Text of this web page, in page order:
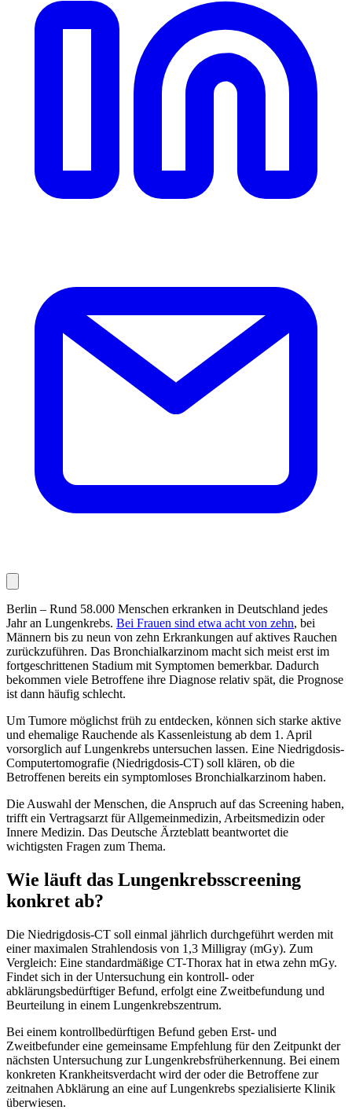
Berlin – Rund 58.000 Menschen erkranken in Deutschland jedes
Jahr an Lungenkrebs. Bei Frauen sind etwa acht von zehn, bei
Männern bis zu neun von zehn Erkrankungen auf aktives Rauchen
zurückzuführen. Das Bronchialkarzinom macht sich meist erst im
fortgeschrittenen Stadium mit Symptomen bemerkbar. Dadurch
bekommen viele Betroffene ihre Diagnose relativ spät, die Prognose
ist dann häufig schlecht.
Um Tumore möglichst früh zu entdecken, können sich starke aktive
und ehemalige Rauchende als Kassenleistung ab dem 1. April
vorsorglich auf Lungenkrebs untersuchen lassen. Eine Niedrigdosis-
Computertomografie (Niedrigdosis-CT) soll klären, ob die
Betroffenen bereits ein symptomloses Bronchialkarzinom haben.
Die Auswahl der Menschen, die Anspruch auf das Screening haben,
trifft ein Vertragsarzt für Allgemeinmedizin, Arbeitsmedizin oder
Innere Medizin. Das Deutsche Ärzteblatt beantwortet die
wichtigsten Fragen zum Thema.
Wie läuft das Lungenkrebsscreening
konkret ab?
Die Niedrigdosis-CT soll einmal jährlich durchgeführt werden mit
einer ­maximalen Strahlendosis von 1,3 Milligray (mGy). Zum
Vergleich: Eine standardmäßige CT-Thorax hat in etwa zehn mGy.
Findet sich in der Untersuchung ein kontroll- oder
abklärungsbedürftiger Befund, erfolgt eine Zweitbefundung und
Beurteilung in einem Lungenkrebszentrum.
Bei einem kontrollbedürftigen Befund geben Erst- und
Zweitbefunder eine gemeinsame Empfehlung für den Zeitpunkt der
nächsten Untersuchung zur Lungenkrebsfrüherkennung. Bei einem
konkreten Krankheitsverdacht wird der oder die Betroffene zur
zeitnahen Abklärung an eine auf Lungenkrebs spezialisierte Klinik
überwiesen.